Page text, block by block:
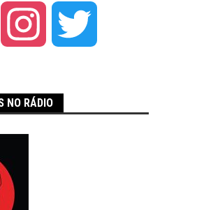
Facebook Instagram
NO RÁDIO